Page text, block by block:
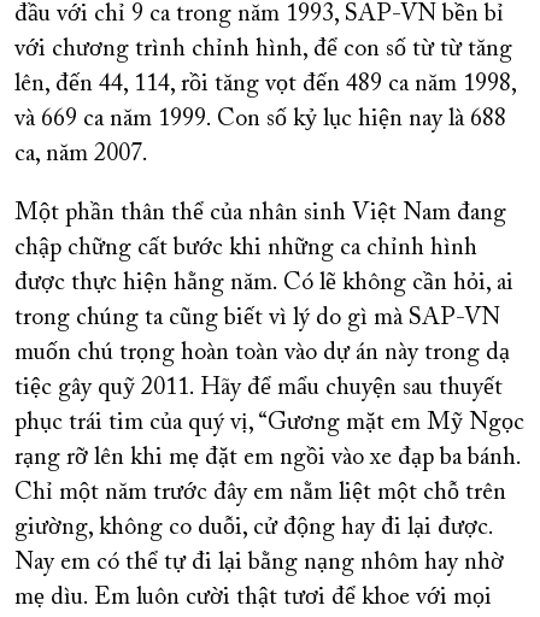
đầu với chỉ 9 ca trong năm 1993, SAP-VN bền bỉ
với chương trình chỉnh hình, để con số từ từ tăng
lên, đến 44, 114, rồi tăng vọt đến 489 ca năm 1998,
và 669 ca năm 1999. Con số kỷ lục hiện nay là 688
ca, năm 2007.
Một phần thân thể của nhân sinh Việt Nam đang
chập chững cất bước khi những ca chỉnh hình
được thực hiện hằng năm. Có lẽ không cần hỏi, ai
trong chúng ta cũng biết vì lý do gì mà SAP-VN
muốn chú trọng hoàn toàn vào dự án này trong dạ
tiệc gây quỹ 2011. Hãy để mẩu chuyện sau thuyết
phục trái tim của quý vị, “Gương mặt em Mỹ Ngọc
rạng rỡ lên khi mẹ đặt em ngồi vào xe đạp ba bánh.
Chỉ một năm trước đây em nằm liệt một chỗ trên
giường, không co duỗi, cử động hay đi lại được.
Nay em có thể tự đi lại bằng nạng nhôm hay nhờ
mẹ dìu. Em luôn cười thật tươi để khoe với mọi